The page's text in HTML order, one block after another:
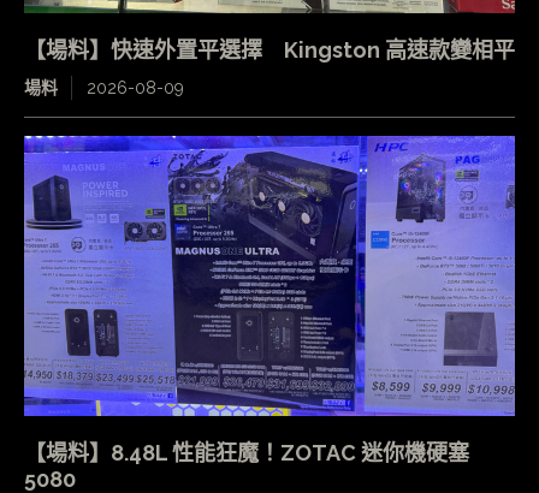
【場料】快速外置平選擇 Kingston 高速款變相平
場料 2026-08-09
【場料】8.48L 性能狂魔！ZOTAC 迷你機硬塞
5080